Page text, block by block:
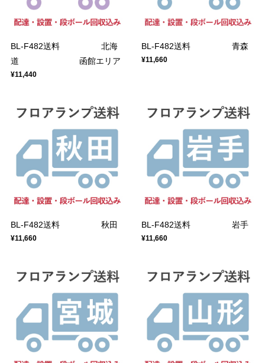
BL-F482送料 北海
道 函館エリア
¥11,440
BL-F482送料 青森
¥11,660
BL-F482送料 秋田
¥11,660
BL-F482送料 岩手
¥11,660